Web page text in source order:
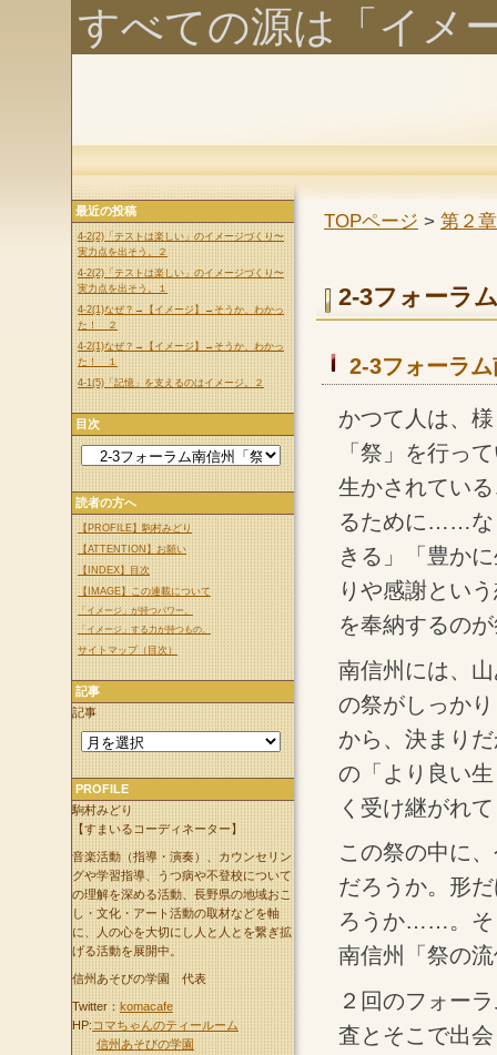
すべての源は「イメ
TOPページ > 第２
2-3フォーラ
2-3フォーラ
かつて人は、
「祭」を行っ
生かされてい
るために……な
きる」「豊か
りや感謝とい
を奉納するの
南信州には、
の祭がしっか
から、決まり
の「より良い
く受け継がれ
この祭の中に
だろうか。形
ろうか……。そ
南信州「祭の
２回のフォー
査とそこで出
最近の投稿
4-2(2)「テストは楽しい」のイメージづくり〜
実力点を出そう。２
4-2(2)「テストは楽しい」のイメージづくり〜
実力点を出そう。１
4-2(1)なぜ？→【イメージ】→そうか、わかっ
た！ ２
4-2(1)なぜ？→【イメージ】→そうか、わかっ
た！ １
4-1(5)「記憶」を支えるのはイメージ。２
目次
読者の方へ
【PROFILE】駒村みどり
【ATTENTION】お願い
【INDEX】目次
【IMAGE】この連載について
「イメージ」が持つパワー。
「イメージ」する力が持つもの。
サイトマップ（目次）
記事
記事
PROFILE
駒村みどり
【すまいるコーディネーター】
音楽活動（指導・演奏）、カウンセリン
グや学習指導、うつ病や不登校について
の理解を深める活動、長野県の地域おこ
し・文化・アート活動の取材などを軸
に、人の心を大切にし人と人とを繋ぎ拡
げる活動を展開中。
信州あそびの学園 代表
Twitter：komacafe
HP:コマちゃんのティールーム
信州あそびの学園